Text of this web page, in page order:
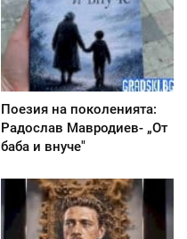
Поезия на поколенията:
Радослав Мавродиев- „От
баба и внуче"